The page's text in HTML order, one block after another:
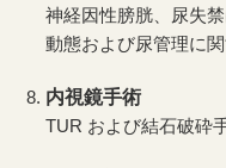
神経因性膀胱、尿失
動態および尿管理に
内視鏡手術
TUR および結石破砕